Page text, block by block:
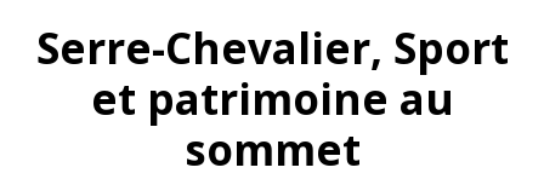
Serre-Chevalier, Sport
et patrimoine au
sommet